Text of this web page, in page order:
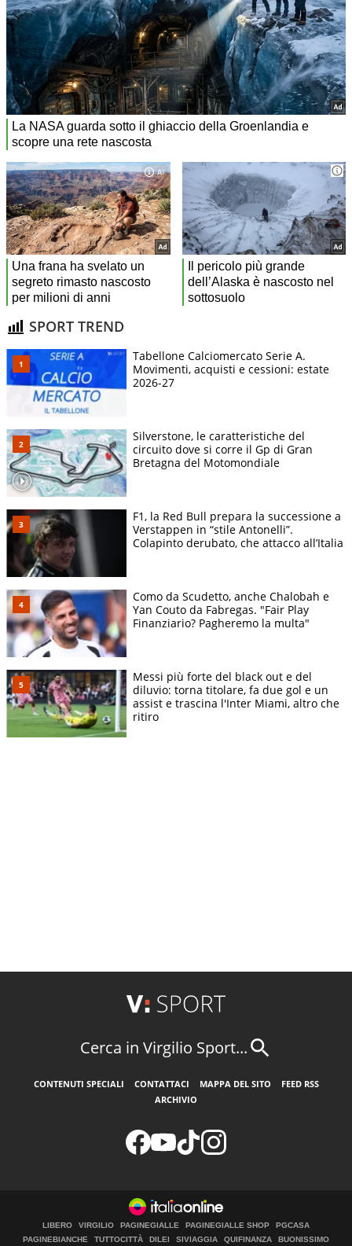
SPORT TREND
Tabellone Calciomercato Serie A.
Movimenti, acquisti e cessioni: estate
2026-27
Silverstone, le caratteristiche del
circuito dove si corre il Gp di Gran
Bretagna del Motomondiale
F1, la Red Bull prepara la successione a
Verstappen in “stile Antonelli”.
Colapinto derubato, che attacco all’Italia
Como da Scudetto, anche Chalobah e
Yan Couto da Fabregas. "Fair Play
Finanziario? Pagheremo la multa"
Messi più forte del black out e del
diluvio: torna titolare, fa due gol e un
assist e trascina l'Inter Miami, altro che
ritiro
Cerca in Virgilio Sport...
CONTENUTI SPECIALI CONTATTACI MAPPA DEL SITO
FEED RSS
ARCHIVIO
LIBERO VIRGILIO PAGINEGIALLE PAGINEGIALLE SHOP
PGCASA
PAGINEBIANCHE
TUTTOCITTÀ DILEI SIVIAGGIA QUIFINANZA BUONISSIMO